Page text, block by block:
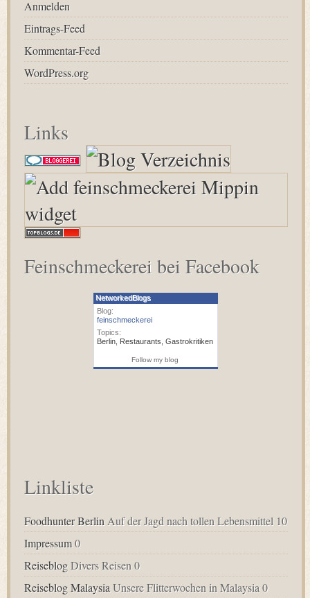
Anmelden
Eintrags-Feed
Kommentar-Feed
WordPress.org
Links
Feinschmeckerei bei Facebook
NetworkedBlogs
Blog:
feinschmeckerei
Topics:
Berlin, Restaurants,Gastrokritiken
Follow my blog
Linkliste
Foodhunter BerlinAuf der Jagd nach tollen Lebensmittel 10
Impressum0
ReiseblogDivers Reisen 0
Reiseblog MalaysiaUnsere Flitterwochen in Malaysia 0